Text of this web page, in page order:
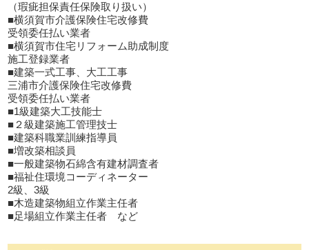
（瑕疵担保責任保険取り扱い）
■横須賀市介護保険住宅改修費
受領委任払い業者
■横須賀市住宅リフォーム助成制度
施工登録業者
■建築一式工事、大工工事
三浦市介護保険住宅改修費
受領委任払い業者
■1級建築大工技能士
■２級建築施工管理技士
■建築科職業訓練指導員
■増改築相談員
■一般建築物石綿含有建材調査者
■福祉住環境コーディネーター
2級、3級
■木造建築物組立作業主任者
■足場組立作業主任者 など